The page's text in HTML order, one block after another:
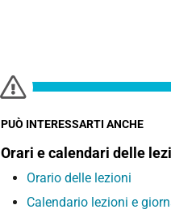
PUÒ INTERESSARTI ANCHE
Orari e calendari delle
Orario delle lezioni
Calendario lezioni e